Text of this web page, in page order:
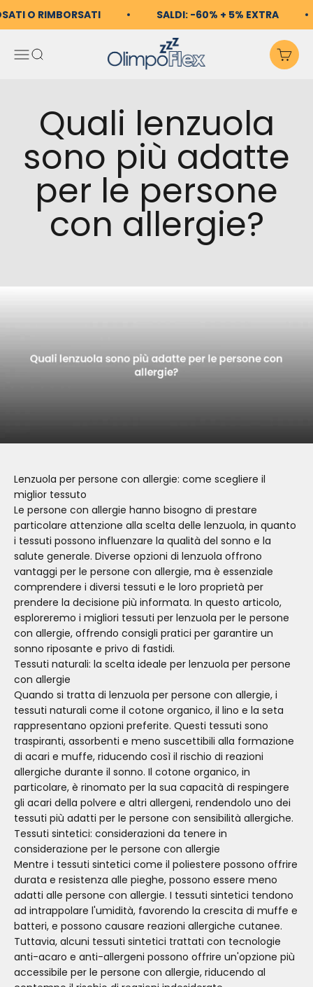
Vai al contenuto
O RIMBORSATI SALDI: -60% + 5% EXTRA
Apri il menu di
Mostra il menu di
OlimpoFlex
Quali lenzuola
sono più adatte
per le persone
con allergie?
Lenzuola per persone con allergie: come scegliere il
miglior tessuto
Le persone con allergie hanno bisogno di prestare
particolare attenzione alla scelta delle lenzuola, in quanto
i tessuti possono influenzare la qualità del sonno e la
salute generale. Diverse opzioni di lenzuola offrono
vantaggi per le persone con allergie, ma è essenziale
comprendere i diversi tessuti e le loro proprietà per
prendere la decisione più informata. In questo articolo,
esploreremo i migliori tessuti per lenzuola per le persone
con allergie, offrendo consigli pratici per garantire un
sonno riposante e privo di fastidi.
Tessuti naturali: la scelta ideale per lenzuola per persone
con allergie
Quando si tratta di lenzuola per persone con allergie, i
tessuti naturali come il cotone organico, il lino e la seta
rappresentano opzioni preferite. Questi tessuti sono
traspiranti, assorbenti e meno suscettibili alla formazione
di acari e muffe, riducendo così il rischio di reazioni
allergiche durante il sonno. Il cotone organico, in
particolare, è rinomato per la sua capacità di respingere
gli acari della polvere e altri allergeni, rendendolo uno dei
tessuti più adatti per le persone con sensibilità allergiche.
Tessuti sintetici: considerazioni da tenere in
considerazione per le persone con allergie
Mentre i tessuti sintetici come il poliestere possono offrire
durata e resistenza alle pieghe, possono essere meno
adatti alle persone con allergie. I tessuti sintetici tendono
ad intrappolare l'umidità, favorendo la crescita di muffe e
batteri, e possono causare reazioni allergiche cutanee.
Tuttavia, alcuni tessuti sintetici trattati con tecnologie
anti-acaro e anti-allergeni possono offrire un'opzione più
accessibile per le persone con allergie, riducendo al